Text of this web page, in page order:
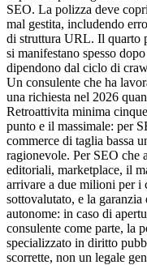
SEO. La polizza deve
mal gestita, includendo
di struttura URL. Il quarto
si manifestano spesso
dipendono dal ciclo di
Un consulente che ha
una richiesta nel 2026
Retroattivita minima
punto e il massimale: per
commerce di taglia bassa
ragionevole. Per SEO che
editoriali, marketplace, il
arrivare a due milioni per i
sottovalutato, e la
autonome: in caso di
consulente come parte, la
specializzato in diritto
scorrette, non un legale